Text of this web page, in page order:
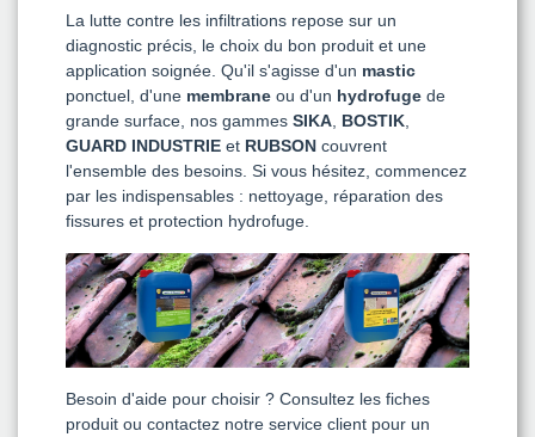
La lutte contre les infiltrations repose sur un
diagnostic précis, le choix du bon produit et une
application soignée. Qu'il s'agisse d'un mastic
ponctuel, d'une membrane ou d'un hydrofuge de
grande surface, nos gammes SIKA BOSTIK
GUARD INDUSTRIE et RUBSON couvrent
l'ensemble des besoins. Si vous hésitez, commencez
par les indispensables : nettoyage, réparation des
fissures et protection hydrofuge.
Besoin d'aide pour choisir ? Consultez les fiches
produit ou contactez notre service client pour un